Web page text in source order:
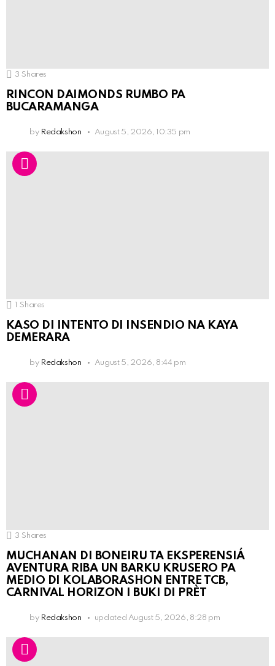
3 Shares
RINCON DAIMONDS RUMBO PA
BUCARAMANGA
by Redakshon August 5, 2026, 10:35 pm
Shares
KASO DI INTENTO DI INSENDIO NA KAYA
DEMERARA
by Redakshon August 5, 2026, 8:44 pm
3 Shares
MUCHANAN DI BONEIRU TA EKSPERENSIÁ
AVENTURA RIBA UN BARKU KRUSERO PA
MEDIO DI KOLABORASHON ENTRE TCB,
CARNIVAL HORIZON I BUKI DI PRÈT
by Redakshon updated August 5, 2026, 8:28 pm